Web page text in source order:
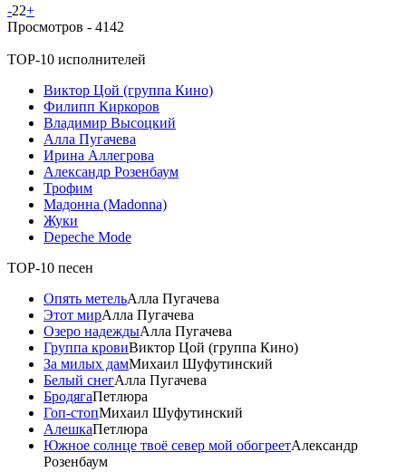
-22+
Просмотров - 4142
TOP-10 исполнителей
Виктор Цой (группа Кино)
Филипп Киркоров
Владимир Высоцкий
Алла Пугачева
Ирина Аллегрова
Александр Розенбаум
Трофим
Мадонна (Madonna)
Жуки
Depeche Mode
TOP-10 песен
Опять метельАлла Пугачева
Этот мирАлла Пугачева
Озеро надеждыАлла Пугачева
Группа кровиВиктор Цой (группа Кино)
За милых дамМихаил Шуфутинский
Белый снегАлла Пугачева
БродягаПетлюра
Гоп-стопМихаил Шуфутинский
АлешкаПетлюра
Южное солнце твоё север мой обогреетАлександр
Розенбаум